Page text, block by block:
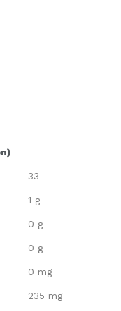
33
1 g
0 g
0 g
0 mg
235 mg